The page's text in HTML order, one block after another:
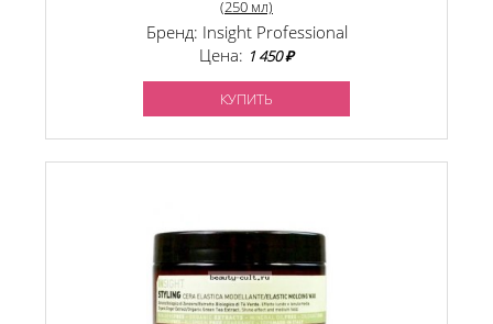
(250 мл)
Бренд: Insight Professional
Цена: 1 450 ₽
КУПИТЬ